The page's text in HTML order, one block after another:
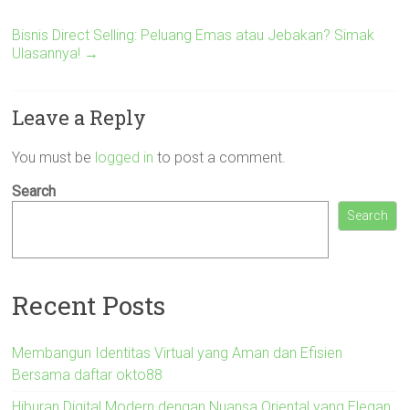
Bisnis Direct Selling: Peluang Emas atau Jebakan? Simak
Ulasannya! →
Leave a Reply
You must be logged in to post a comment.
Search
Search
Recent Posts
Membangun Identitas Virtual yang Aman dan Efisien
Bersama daftar okto88
Hiburan Digital Modern dengan Nuansa Oriental yang Elegan